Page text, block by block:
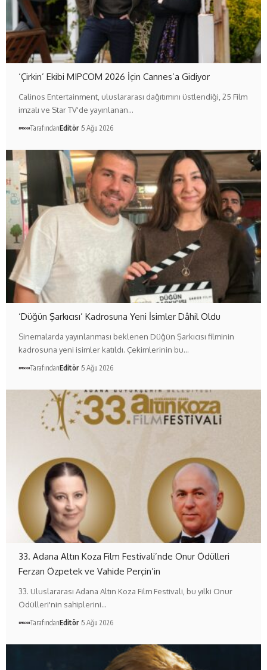
‘Çirkin’ Ekibi MIPCOM 2026 İçin Cannes’a Gidiyor
Calinos Entertainment, uluslararası dağıtımını üstlendiği, 25 Film
imzalı ve Star TV'de yayınlanan…
TarafındanEditör 5 Ağu 2026
‘Düğün Şarkıcısı’ Kadrosuna Yeni İsimler Dâhil Oldu
Sinemalarda yayınlanması beklenen Düğün Şarkıcısı filminin
kadrosuna yeni isimler katıldı. Çekimlerinin bu…
TarafındanEditör 5 Ağu 2026
33. Adana Altın Koza Film Festivali’nde Onur Ödülleri
Ferzan Özpetek ve Vahide Perçin’in
33. Uluslararası Adana Altın Koza Film Festivali, bu yılki Onur
Ödülleri'nin sahiplerini…
TarafındanEditör 5 Ağu 2026